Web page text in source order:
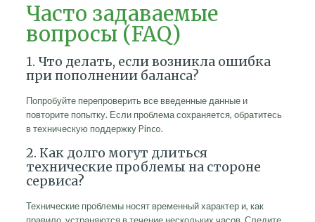
Часто задаваемые
вопросы (FAQ)
1. Что делать, если возникла ошибка
при пополнении баланса?
Попробуйте перепроверить все введенные данные и
повторите попытку. Если проблема сохраняется, обратитесь
в техническую поддержку Pinco.
2. Как долго могут длиться
технические проблемы на стороне
сервиса?
Технические проблемы носят временный характер и, как